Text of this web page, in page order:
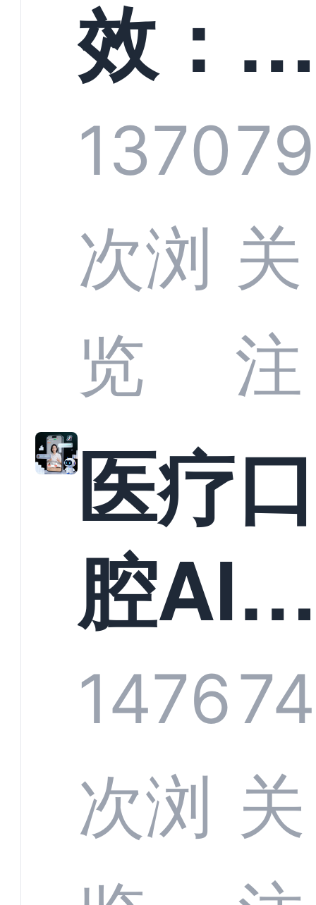
技何以
定义行
业标
准？
效：螳
螂科技
CRM
何助力
教育机
构实现
规模化
增长与
数字化
1370
次浏
览
关
注
医疗口
腔AI
服系统
全渠道
1476
次浏 关